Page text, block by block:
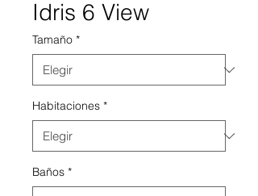
Idris 6 View
Tamaño *
Habitaciones *
Baños *